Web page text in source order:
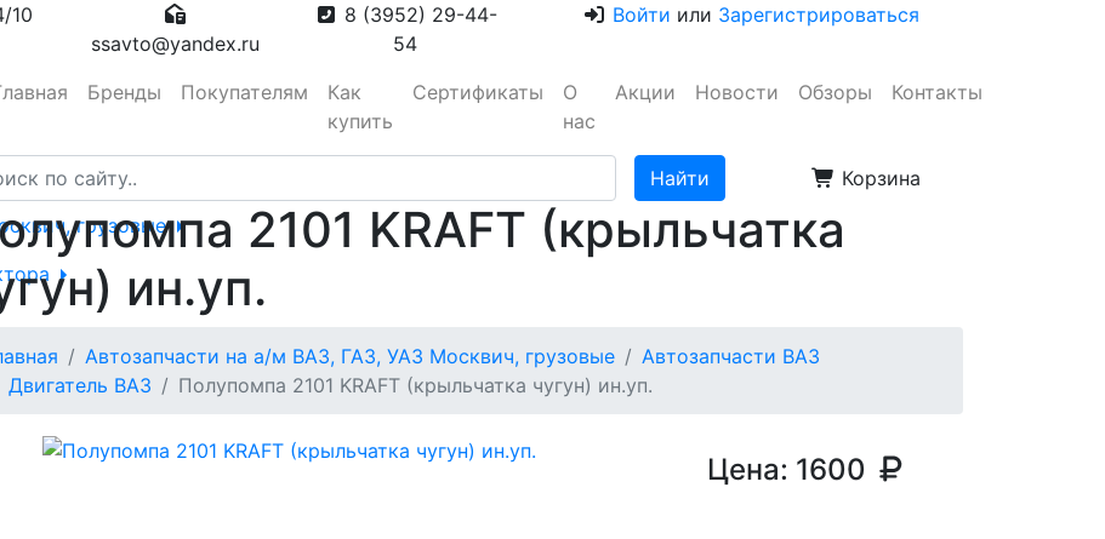
10
ssavto@yandex.ru
8 (3952) 29-44-
54
Войти или Зарегистрироваться
Бренды Покупателям
Как
купить
Сертификаты
О
нас
Акции Новости Обзоры Контакты
Корзина
грузовые
2101 KRAFT (крыльчатка
ин.уп.
Автозапчасти на а/м ВАЗ, ГАЗ, УАЗ Москвич, грузовые
Автозапчасти ВАЗ
Двигатель ВАЗ
Полупомпа 2101 KRAFT (крыльчатка чугун) ин.уп.
Цена: 1600